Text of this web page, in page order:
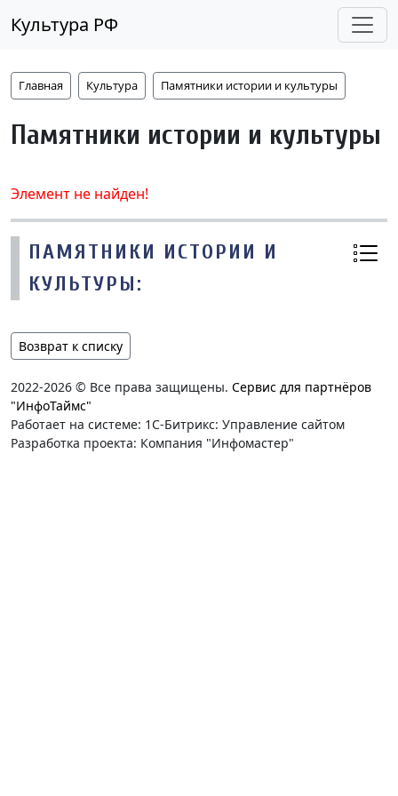
Культура РФ
Главная Культура Памятники истории и культуры
Памятники истории и культуры
Элемент не найден!
ПАМЯТНИКИ ИСТОРИИ И
КУЛЬТУРЫ:
Возврат к списку
2022-2026 © Все права защищены. Сервис для партнёров
"ИнфоТаймс"
Работает на системе: 1С-Битрикс: Управление сайтом
Разработка проекта: Компания "Инфомастер"